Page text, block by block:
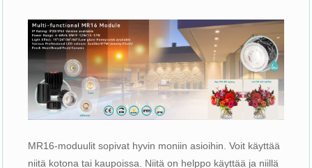
MR16-moduulit sopivat hyvin moniin asioihin. Voit käyttää
niitä kotona tai kaupoissa. Niitä on helppo käyttää ja niillä